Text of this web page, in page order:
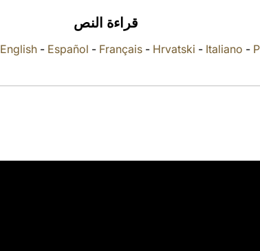
قراءة النص
English- Español - Français- Hrvatski - Italiano -